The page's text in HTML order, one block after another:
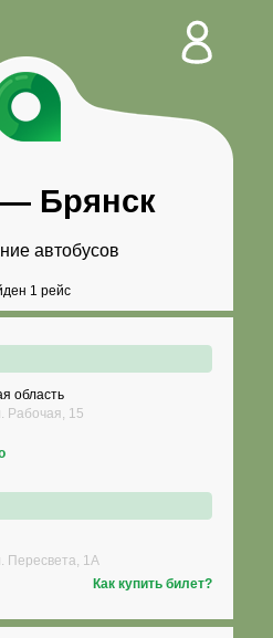
Брянск
автобусов
1 рейс
область
Рабочая, 15
Пересвета, 1А
Как купить билет?